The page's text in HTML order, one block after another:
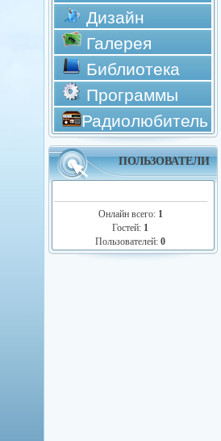
Дизайн
Галерея
Библиотека
Программы
Радиолюбитель
ПОЛЬЗОВАТЕЛИ
Онлайн всего: 1
Гостей: 1
Пользователей:0